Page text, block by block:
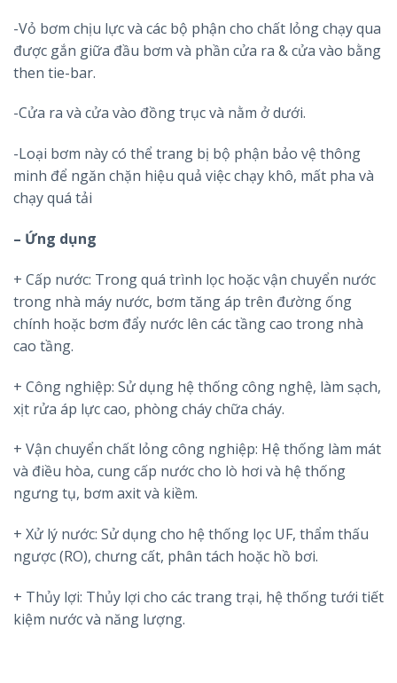
-Vỏ bơm chịu lực và các bộ phận cho chất lỏng chạy qua
được gắn giữa đầu bơm và phần cửa ra & cửa vào bằng
then tie-bar.
-Cửa ra và cửa vào đồng trục và nằm ở dưới.
-Loại bơm này có thể trang bị bộ phận bảo vệ thông
minh để ngăn chặn hiệu quả việc chạy khô, mất pha và
chạy quá tải
– Ứng dụng
+ Cấp nước: Trong quá trình lọc hoặc vận chuyển nước
trong nhà máy nước, bơm tăng áp trên đường ống
chính hoặc bơm đẩy nước lên các tầng cao trong nhà
cao tầng.
+ Công nghiệp: Sử dụng hệ thống công nghệ, làm sạch,
xịt rửa áp lực cao, phòng cháy chữa cháy.
+ Vận chuyển chất lỏng công nghiệp: Hệ thống làm mát
và điều hòa, cung cấp nước cho lò hơi và hệ thống
ngưng tụ, bơm axit và kiềm.
+ Xử lý nước: Sử dụng cho hệ thống lọc UF, thẩm thấu
ngược (RO), chưng cất, phân tách hoặc hồ bơi.
+ Thủy lợi: Thủy lợi cho các trang trại, hệ thống tưới tiết
kiệm nước và năng lượng.